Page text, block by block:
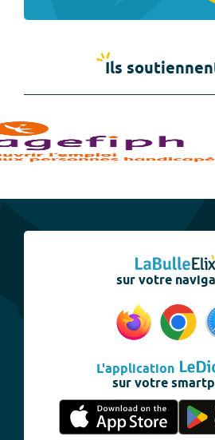
Ils
sur votre
L'application
sur votre